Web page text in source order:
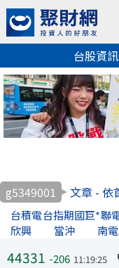
台股資訊
g5349001 文章 - 依
台積電台指期國巨*聯
欣興
當沖 南電
44331 -206 11:19:25